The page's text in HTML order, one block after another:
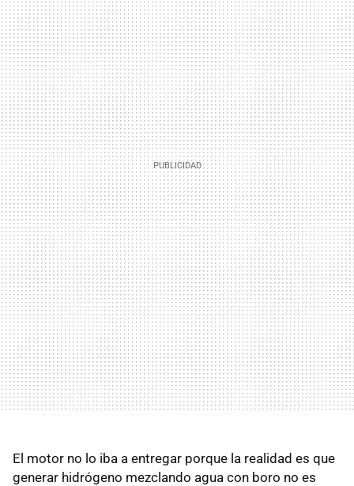
El motor no lo iba a entregar porque la realidad es que
generar hidrógeno mezclando agua con boro no es